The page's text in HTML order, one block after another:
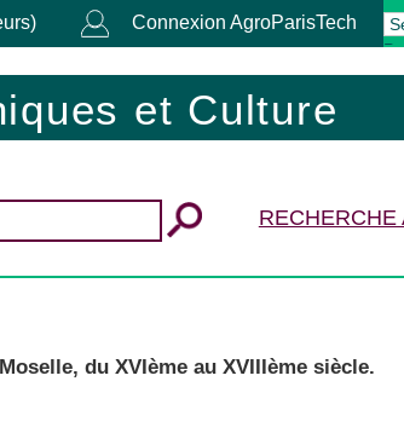
Connexion AgroParisTech
et Culture
RECHERCHE
du XVIème au XVIIIème siècle.